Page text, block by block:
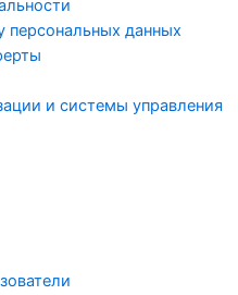
персональных данных
и системы управления